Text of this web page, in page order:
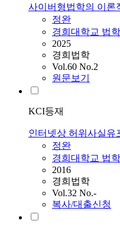
사이버형법학의 이론
정완
경희대학교 법
2025
경희법학
Vol.60 No.2
원문보기
KCI등재
인터넷상 허위사실유
정완
경희대학교 법
2016
경희법학
Vol.32 No.-
복사/대출신청